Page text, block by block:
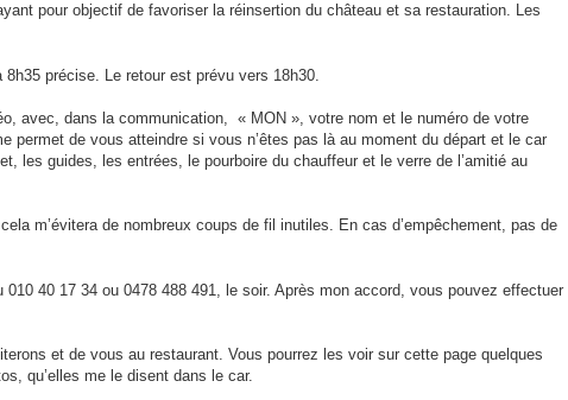
pour objectif de favoriser la réinsertion du château et sa restauration. Les
précise. Le retour est prévu vers 18h30.
avec, dans la communication, « MON », votre nom et le numéro de votre
permet de vous atteindre si vous n’êtes pas là au moment du départ et le car
les guides, les entrées, le pourboire du chauffeur et le verre de l’amitié au
m’évitera de nombreux coups de fil inutiles. En cas d’empêchement, pas de
40 17 34 ou 0478 488 491, le soir. Après mon accord, vous pouvez effectuer
et de vous au restaurant. Vous pourrez les voir sur cette page quelques
qu’elles me le disent dans le car.